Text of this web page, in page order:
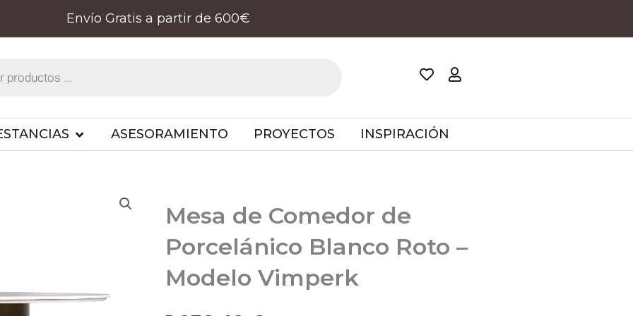
Envío Gratis a partir de 600€
OPEN ESTANCIAS
ASESORAMIENTO PROYECTOS INSPIRACIÓN
Mesa de Comedor de
Porcelánico Blanco Roto –
Modelo Vimperk